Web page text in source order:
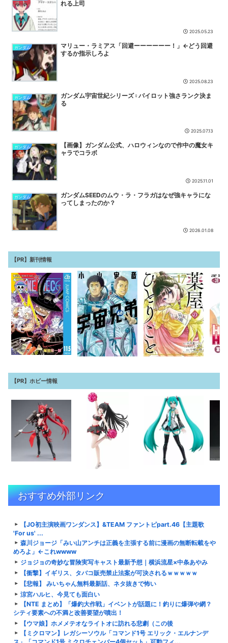
35年発売目指す
デスノートの主人公がお前らだった時にありがちなことｗｗｗｗｗ
NEW
江別大学生暴行死、主犯格の特定少年に「無期懲役」の判決 NEW
【NTE】釣りイベントでシティスタミナを極限まで効率化する裏技
に海外プレイヤー大歓喜！
NEW
【ウマ娘】メジロマックイーン 現行犯逮捕
NEW
【悲報】高山「三連結フラスタを楽屋花に持ってくるんじゃねえぞ」
学マスの三連結フラスタがシャニマスの注意書きで名指しされて...
NEW
れる上司
2025.05.23
ガンダム
マリュー・ラミアス「回避ーーーーーー！」←どう回避
するか指示しろよ
2025.08.23
ガンダム
ガンダム宇宙世紀シリーズ♀パイロット強さランク決ま
る
2025.07.13
ガンダム
【画像】ガンダム公式、ハロウィンなので作中の魔女キ
ャラでコラボ
2025.11.01
ガンダム
ガンダムSEEDのムウ・ラ・フラガはなぜ強キャラにな
ってしまったのか？
2026.01.08
【PR】新刊情報
【PR】ホビー情報
おすすめ外部リンク
【JO初主演映画ワンダンス】&TEAM ファントピpart.46【主題歌
'For us' ...
森川ジョージ「みい山アンチは正義を主張する前に漫画の無断転載をや
めろよ」←これwwww
ジョジョの奇妙な冒険実写キャスト最新予想｜横浜流星×中条あやみ
【衝撃】イギリス、タバコ販売禁止法案が可決されるｗｗｗｗｗ
【悲報】 みいちゃん無料最新話、ネタ抜きで怖い
涼宮ハルヒ、今見ても面白い
【NTE まとめ】「爆釣大作戦」イベントが話題に！釣りに爆弾や網？
シティ要素への不満と改善要望が噴出！
【ウマ娘】ホメメテオなライトオに訪れる悲劇（この後
【ミクロマン】レガシーソウル「コマンド1号 エリック・エルナンデ